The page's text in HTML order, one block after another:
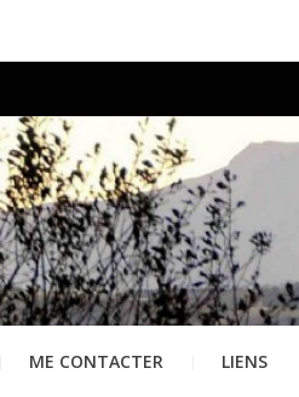
ME CONTACTER LIENS